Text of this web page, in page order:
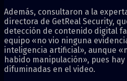
Además, consultaron a la
directora de GetReal Security,
detección de contenido digital
equipo «no vio ninguna
inteligencia artificial», aunque
habido manipulación», pues
difuminadas en el video.